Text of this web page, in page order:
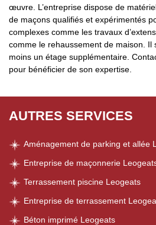
œuvre. L’entreprise dispose de
de maçons qualifiés et expérimentés
complexes comme les travaux
comme le rehaussement de maison. Il
moins un étage supplémentaire.
pour bénéficier de son expertise.
AUTRES SERVICES
Aménagement de parking et allée
Entreprise de maçonnerie
Terrassement piscine Leogeats
Entreprise de terrassement
Béton imprimé Leogeats